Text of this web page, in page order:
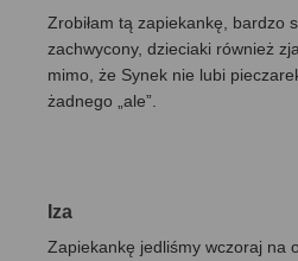
Zrobiłam tą zapiekankę, bardzo
zachwycony, dzieciaki również
mimo, że Synek nie lubi
żadnego „ale”.
Iza
Zapiekankę jedliśmy wczoraj na